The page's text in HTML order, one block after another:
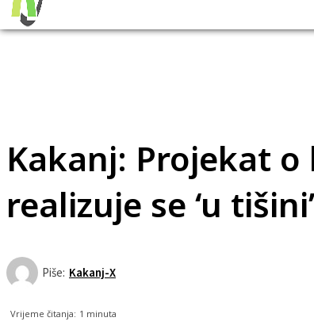
Kakanj: Projekat
realizuje se ‘u tišini’
Piše: Kakanj-X
Vrijeme čitanja: 1 minuta